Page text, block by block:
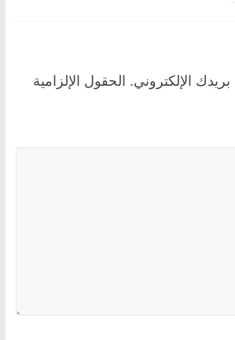
الإلكتروني. الحقول الإلزامية